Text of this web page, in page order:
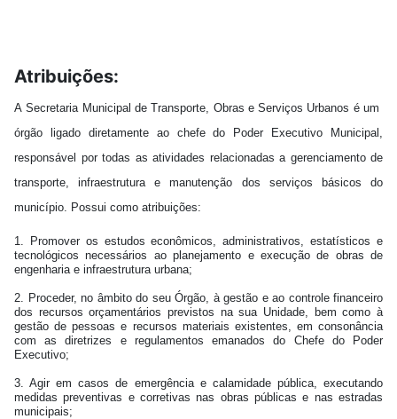
Atribuições:
A Secretaria Municipal de Transporte, Obras e Serviços Urbanos é um
órgão ligado diretamente ao chefe do Poder Executivo Municipal,
responsável por todas as atividades relacionadas a gerenciamento de
transporte, infraestrutura e manutenção dos serviços básicos do
município. Possui como atribuições:
1. Promover os estudos econômicos, administrativos, estatísticos e
tecnológicos necessários ao planejamento e execução de obras de
engenharia e infraestrutura urbana;
2.
Proceder, no âmbito do seu Órgão, à gestão e ao controle financeiro
dos recursos orçamentários previstos na sua Unidade, bem como à
gestão de pessoas e recursos materiais existentes, em consonância
com as diretrizes e regulamentos emanados do Chefe do Poder
Executivo;
3.
Agir em casos de emergência e calamidade pública, executando
medidas preventivas e corretivas nas obras públicas e nas estradas
municipais;